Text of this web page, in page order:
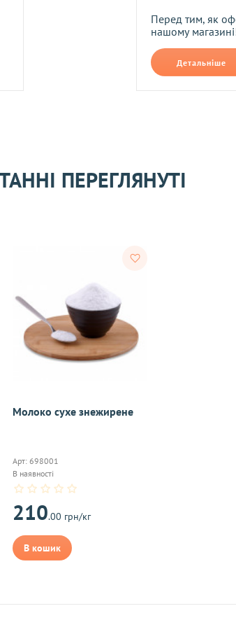
комісія за послуги зарахування грошових
покупцем.
здійснюється у випадках, коли товар
непродовольчих товарів належної
Перед тим, як
нашому
Детальніше
ПЕРЕГЛЯНУТІ
Молоко сухе знежирене
Арт: 698001
В наявності
210.00 грн/кг
В кошик